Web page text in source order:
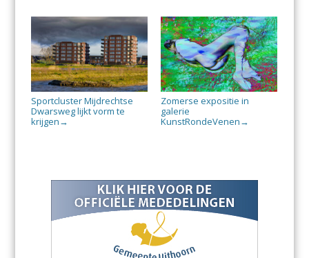
Sportcluster Mijdrechtse
Dwarsweg lijkt vorm te
krijgen →
Zomerse expositie in
galerie
KunstRondeVenen →